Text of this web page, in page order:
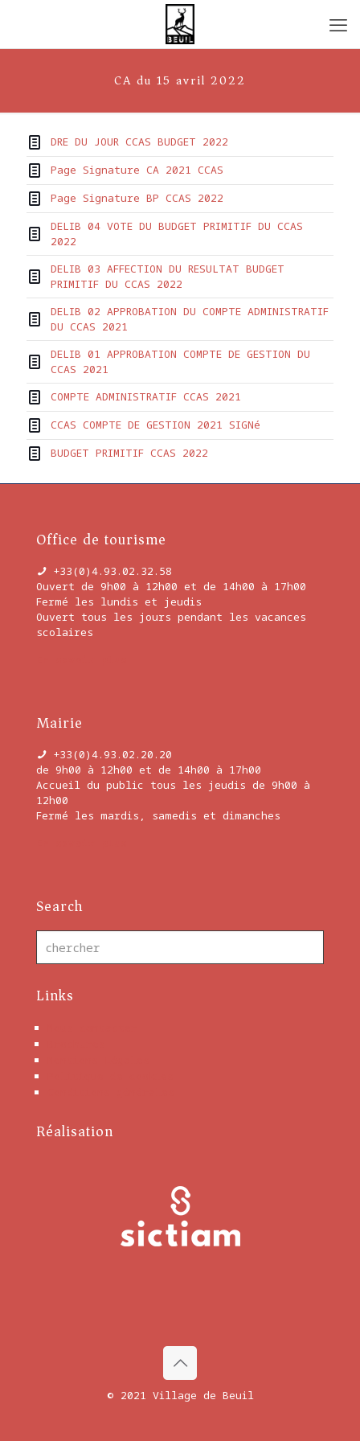
CA du 15 avril 2022
DRE DU JOUR CCAS BUDGET 2022
Page Signature CA 2021 CCAS
Page Signature BP CCAS 2022
DELIB 04 VOTE DU BUDGET PRIMITIF DU CCAS
2022
DELIB 03 AFFECTION DU RESULTAT BUDGET
PRIMITIF DU CCAS 2022
DELIB 02 APPROBATION DU COMPTE ADMINISTRATIF
DU CCAS 2021
DELIB 01 APPROBATION COMPTE DE GESTION DU
CCAS 2021
COMPTE ADMINISTRATIF CCAS 2021
CCAS COMPTE DE GESTION 2021 SIGNé
BUDGET PRIMITIF CCAS 2022
Office de tourisme
+33(0)4.93.02.32.58
Ouvert de 9h00 à 12h00 et de 14h00 à 17h00
Fermé les lundis et jeudis
Ouvert tous les jours pendant les vacances
scolaires
Mairie
+33(0)4.93.02.20.20
de 9h00 à 12h00 et de 14h00 à 17h00
Accueil du public tous les jeudis de 9h00 à
12h00
Fermé les mardis, samedis et dimanches
Search
Links
Réalisation
© 2021 Village de Beuil